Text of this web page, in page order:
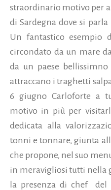
straordinario motivo per
di Sardegna dove si
Un fantastico esempio
circondato da un mare
da un paese
attraccano i traghetti
6 giugno Carloforte a
motivo in più per
dedicata alla
tonni e tonnare, giunta
che propone, nel suo
in meravigliosi tutti nella
la presenza di chef
del